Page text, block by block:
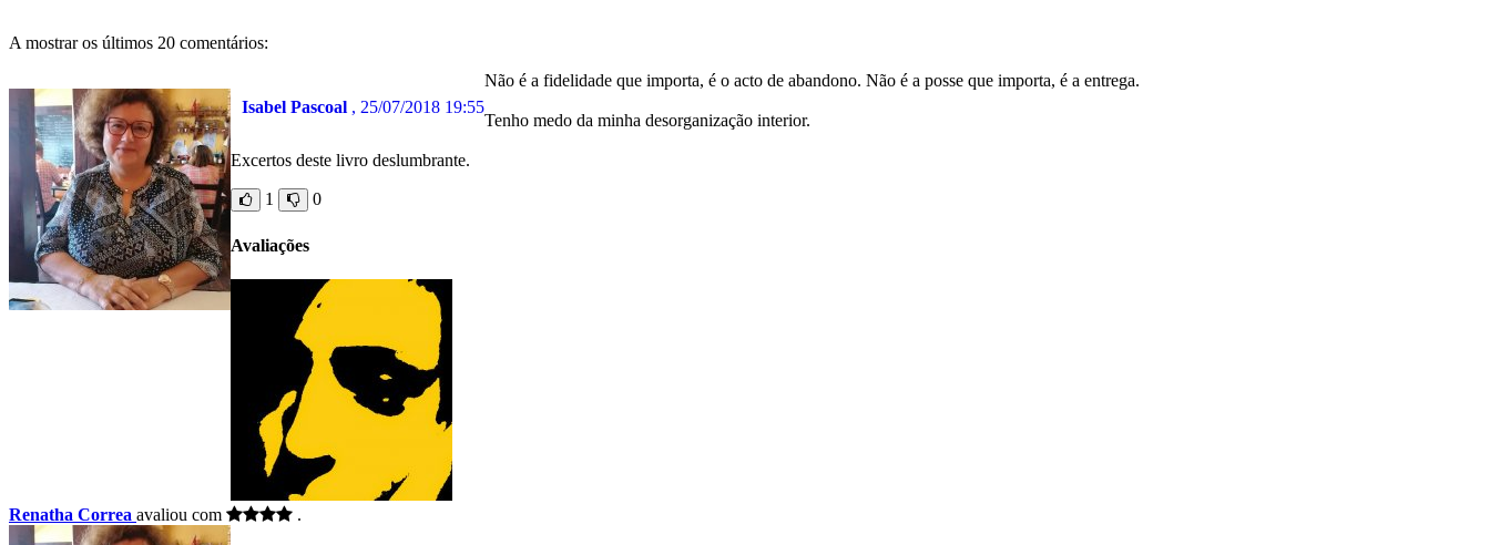
A mostrar os últimos 20 comentários:
Isabel Pascoal , 25/07/2018 19:55
Não é a fidelidade que importa, é o acto de abandono. Não é a posse que importa, é a entrega.
Tenho medo da minha desorganização interior.
Excertos deste livro deslumbrante.
1 0
Avaliações
Renatha Correa avaliou com .